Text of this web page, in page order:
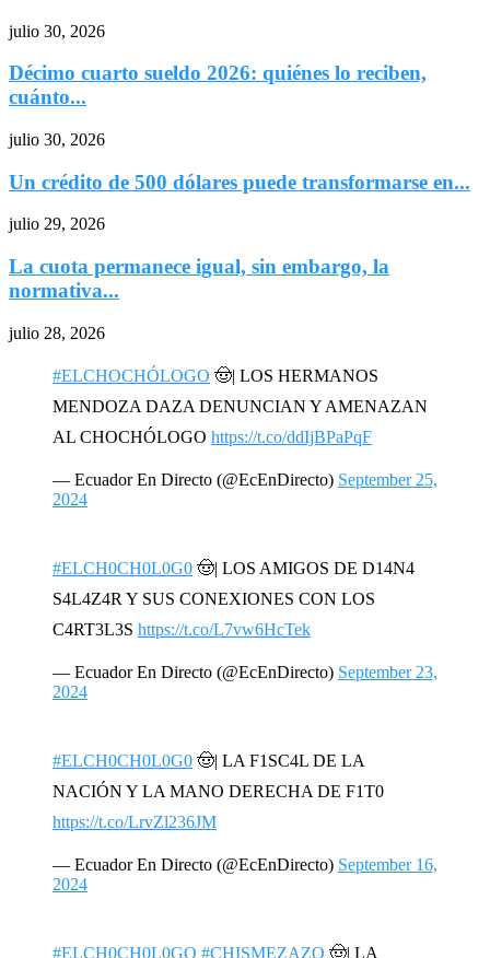
julio 30, 2026
Décimo cuarto sueldo 2026: quiénes lo reciben,
cuánto...
julio 30, 2026
Un crédito de 500 dólares puede transformarse en...
julio 29, 2026
La cuota permanece igual, sin embargo, la
normativa...
julio 28, 2026
#ELCHOCHÓLOGO 🤠| LOS HERMANOS
MENDOZA DAZA DENUNCIAN Y AMENAZAN
AL CHOCHÓLOGO https://t.co/ddIjBPaPqF
— Ecuador En Directo (@EcEnDirecto) September 25,
2024
#ELCH0CH0L0G0 🤠| LOS AMIGOS DE D14N4
S4L4Z4R Y SUS CONEXIONES CON LOS
C4RT3L3S https://t.co/L7vw6HcTek
— Ecuador En Directo (@EcEnDirecto) September 23,
2024
#ELCH0CH0L0G0 🤠| LA F1SC4L DE LA
NACIÓN Y LA MANO DERECHA DE F1T0
https://t.co/LrvZl236JM
— Ecuador En Directo (@EcEnDirecto) September 16,
2024
#ELCH0CH0L0GO #CHISMEZAZO 🤠| LA